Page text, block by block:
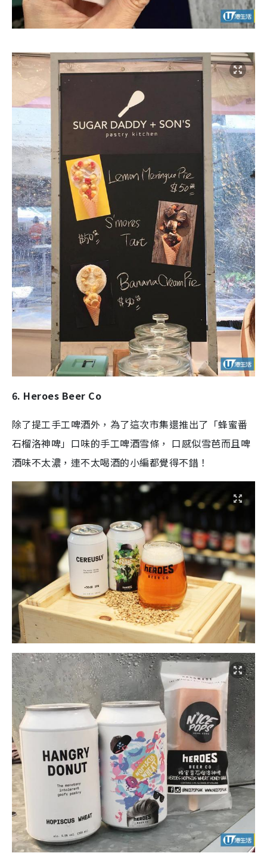
6. Heroes Beer Co
除了提工手工啤酒外，為了這次市集還推出了「蜂蜜番
石榴洛神啤」口味的手工啤酒雪條， 口感似雪芭而且啤
酒味不太濃，連不太喝酒的小編都覺得不錯！